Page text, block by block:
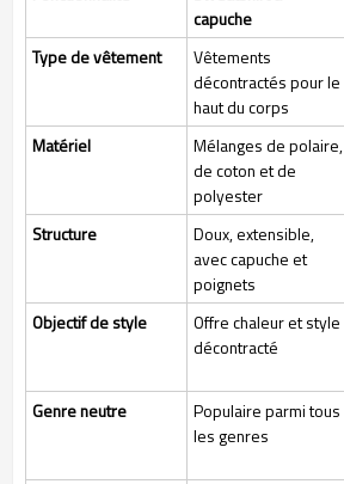
capuche
Type de vêtement
Vêtements
décontractés pour le
haut du corps
Matériel
Mélanges de polaire,
de coton et de
polyester
Structure
Doux, extensible,
avec capuche et
poignets
Objectif de style
Offre chaleur et style
décontracté
Genre neutre
Populaire parmi tous
les genres